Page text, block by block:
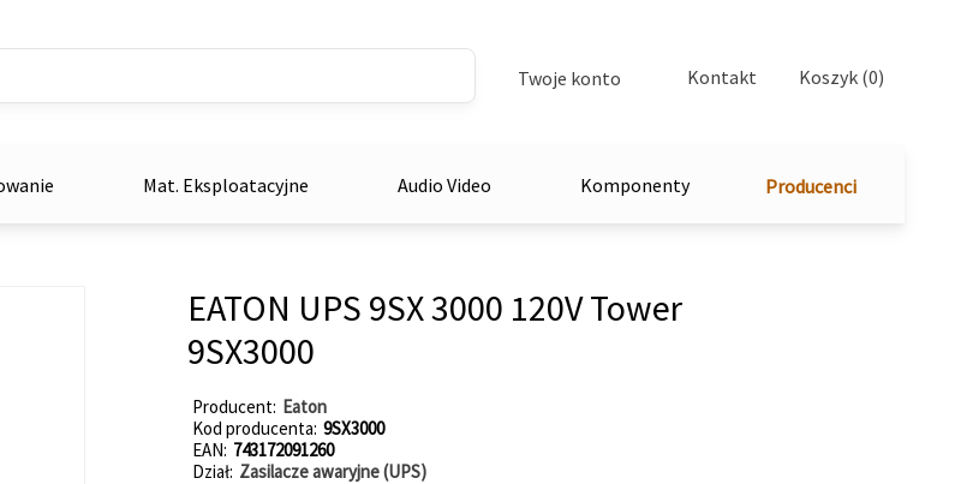
Twoje konto Kontakt Koszyk (0)
Mat. Eksploatacyjne Audio Video Komponenty Producenci
EATON UPS 9SX 3000 120V Tower
9SX3000
Producent Eaton
Kod producenta 9SX3000
EAN 743172091260
Dział Zasilacze awaryjne (UPS)